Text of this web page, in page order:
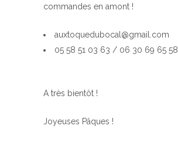
commandes en amont !
auxtoquedubocal@gmail.com
05 58 51 03 63 / 06 30 69 65 58
A très bientôt !
Joyeuses Pâques !